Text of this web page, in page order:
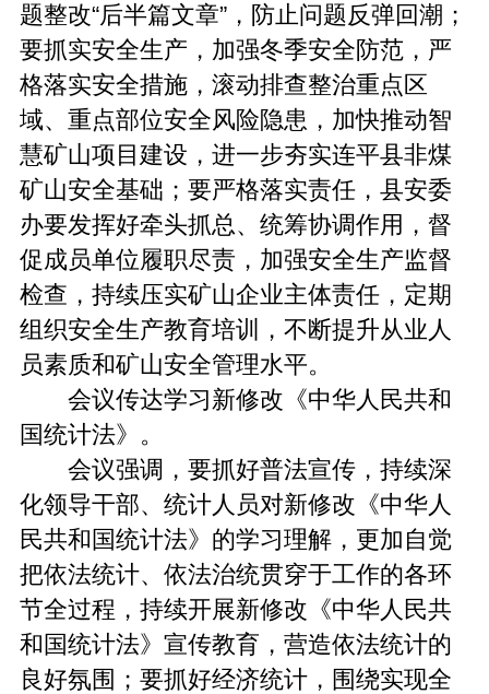
题整改“后半篇文章”，防止问题反弹回潮；
要抓实安全生产，加强冬季安全防范，严
格落实安全措施，滚动排查整治重点区
域、重点部位安全风险隐患，加快推动智
慧矿山项目建设，进一步夯实连平县非煤
矿山安全基础；要严格落实责任，县安委
办要发挥好牵头抓总、统筹协调作用，督
促成员单位履职尽责，加强安全生产监督
检查，持续压实矿山企业主体责任，定期
组织安全生产教育培训，不断提升从业人
员素质和矿山安全管理水平。
会议传达学习新修改《中华人民共和
国统计法》。
会议强调，要抓好普法宣传，持续深
化领导干部、统计人员对新修改《中华人
民共和国统计法》的学习理解，更加自觉
把依法统计、依法治统贯穿于工作的各环
节全过程，持续开展新修改《中华人民共
和国统计法》宣传教育，营造依法统计的
良好氛围；要抓好经济统计，围绕实现全